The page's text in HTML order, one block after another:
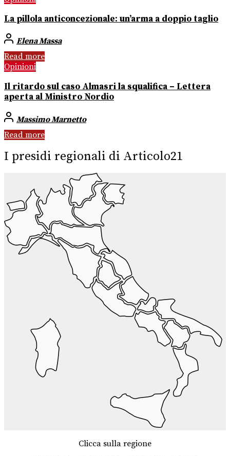
La pillola anticoncezionale: un’arma a doppio taglio
Elena Massa
Read more
Opinioni
Il ritardo sul caso Almasri la squalifica – Lettera
aperta al Ministro Nordio
Massimo Marnetto
Read more
I presidi regionali di Articolo21
Clicca sulla regione